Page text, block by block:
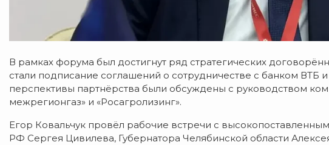
В рамках форума был достигнут ряд стратегических
стали подписание соглашений о сотрудничестве с банком ВТБ
перспективы партнёрства были обсуждены с руководством
межрегионгаз» и «Росагролизинг».
Егор Ковальчук провёл рабочие встречи с
РФ Сергея Цивилева, Губернатора Челябинской области